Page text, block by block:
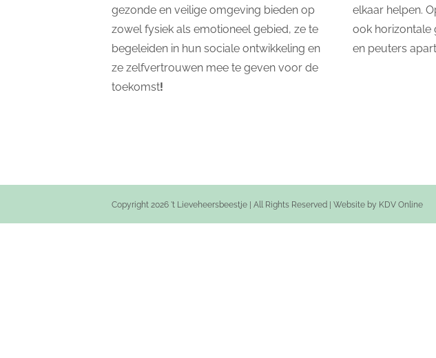
gezonde en veilige omgeving bieden op
zowel fysiek als emotioneel gebied, ze te
begeleiden in hun sociale ontwikkeling en
ze zelfvertrouwen mee te geven voor de
toekomst!
elkaar helpen.
ook horizontale
en peuters
Copyright 2026 't Lieveheersbeestje | All Rights Reserved | Website by KDV Online